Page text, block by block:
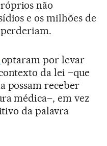
não
e os milhões de
perderiam.
optaram por levar
da lei –que
possam receber
médica–, em vez
da palavra